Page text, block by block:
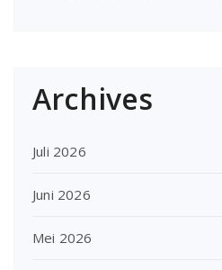
Archives
Juli 2026
Juni 2026
Mei 2026